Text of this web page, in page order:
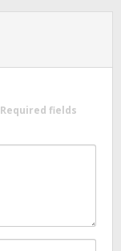
Required fields